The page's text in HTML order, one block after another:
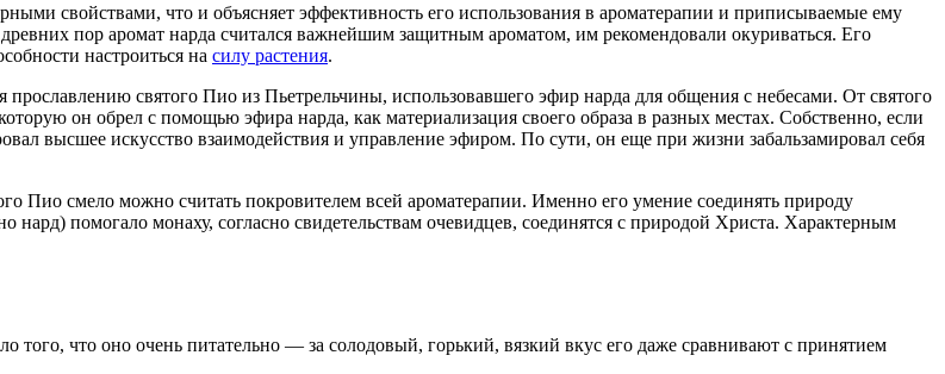
свойствами, что и объясняет эффективность его использования в ароматерапии и приписываемые ему
пор аромат нарда считался важнейшим защитным ароматом, им рекомендовали окуриваться. Его
настроиться на силу растения.
святого Пио из Пьетрельчины, использовавшего эфир нарда для общения с небесами. От святого
он обрел с помощью эфира нарда, как материализация своего образа в разных местах. Собственно, если
высшее искусство взаимодействия и управление эфиром. По сути, он еще при жизни забальзамировал себя
Пио смело можно считать покровителем всей ароматерапии. Именно его умение соединять природу
нард) помогало монаху, согласно свидетельствам очевидцев, соединятся с природой Христа. Характерным
что оно очень питательно — за солодовый, горький, вязкий вкус его даже сравнивают с принятием